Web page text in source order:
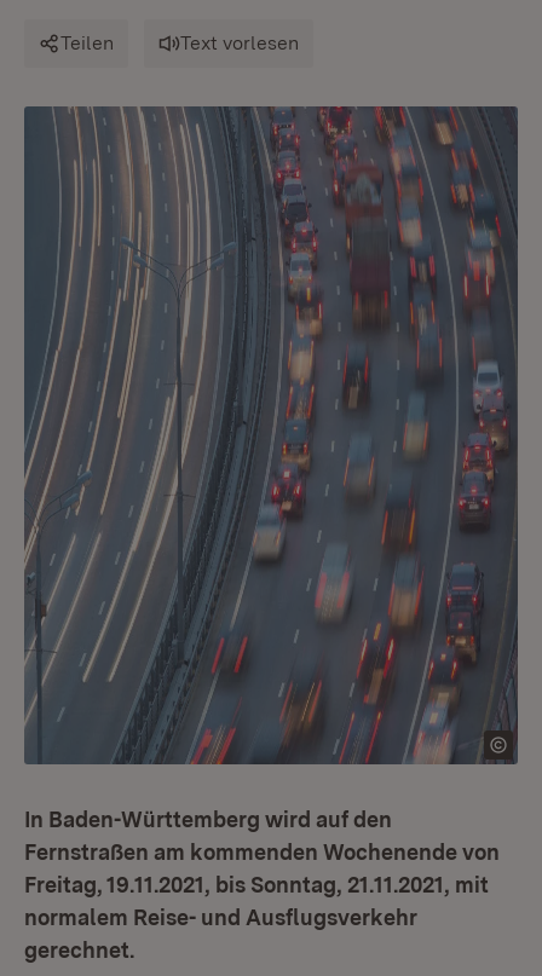
Teilen Text vorlesen
In Baden-Württemberg wird auf den
Fernstraßen am kommenden Wochenende von
Freitag, 19.11.2021, bis Sonntag, 21.11.2021, mit
normalem Reise- und Ausflugsverkehr
gerechnet.